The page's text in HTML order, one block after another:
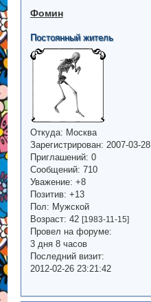
Фомин
Постоянный житель
Откуда: Москва
Зарегистрирован: 2007-03-28
Приглашений: 0
Сообщений: 710
Уважение: +8
Позитив: +13
Пол: Мужской
Возраст: 42 [1983-11-15]
Провел на форуме:
3 дня 8 часов
Последний визит:
2012-02-26 23:21:42